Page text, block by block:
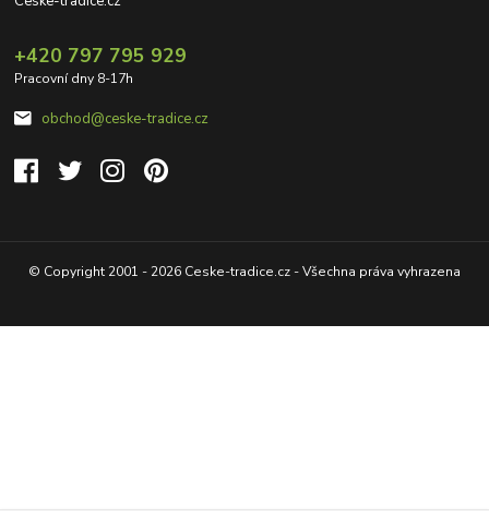
+420 797 795 929
Pracovní dny 8-17h
obchod@ceske-tradice.cz
© Copyright 2001 - 2026 Ceske-tradice.cz - Všechna práva vyhrazena